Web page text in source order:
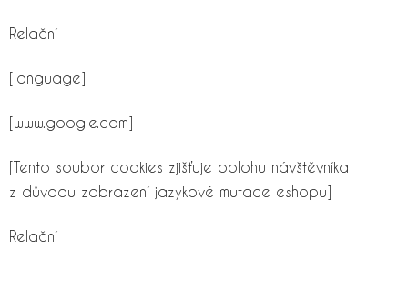
Relační
[language]
[www.google.com]
[Tento soubor cookies zjišťuje polohu návštěvníka
z důvodu zobrazení jazykové mutace eshopu]
Relační